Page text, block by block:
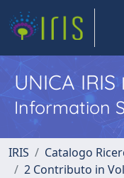
UNICA IRIS
Information
IRIS
Catalogo
2 Contributo in